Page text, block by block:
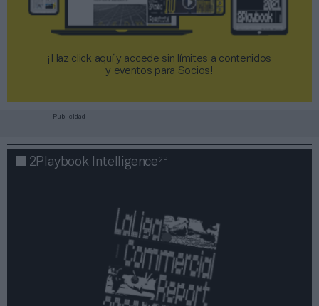
¡Haz click aquí y accede sin límites a contenidos
y eventos para Socios!​​​​​​​
Publicidad
2Playbook Intelligence2P